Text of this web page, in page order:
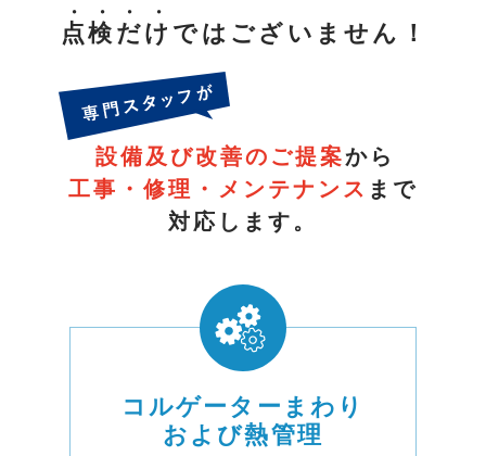
点検だけ ではございません！
設備及び改善のご提案から
工事・修理・メンテナンス まで
対応します。
コルゲーターまわり
および熱管理